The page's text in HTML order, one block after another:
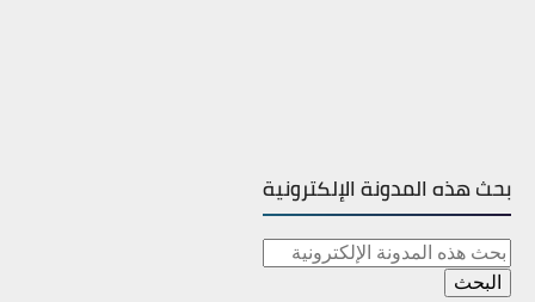
بحث هذه المدونة الإلكترونية